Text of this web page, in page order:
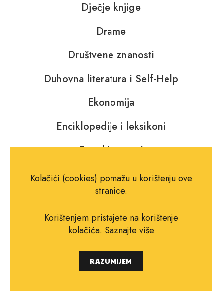
Dječje knjige
Drame
Društvene znanosti
Duhovna literatura i Self-Help
Ekonomija
Enciklopedije i leksikoni
Erotski romani
Eseji
Filozofija i religija
Fotografija
Horor, fantastika i SF
Kolačići (cookies) pomažu u korištenju ove
stranice.
Korištenjem pristajete na korištenje
kolačića. Saznajte više
RAZUMIJEM